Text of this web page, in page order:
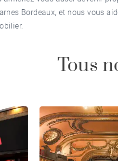
Bordeaux, et nous vous
Tous